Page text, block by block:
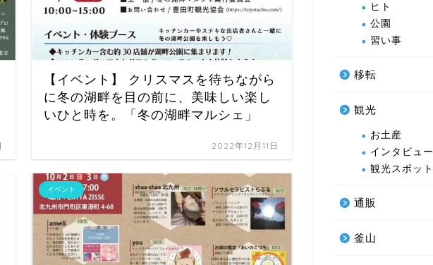
【イベント】 クリスマスを待ちながら
に冬の湖畔を目の前に、美味しい楽し
いひと時を。「冬の湖畔マルシェ」
2022年12月11日
イベント
ヒト
公園
習い事
移転
観光
お土産
インタビュー
観光スポット
通販
釜山